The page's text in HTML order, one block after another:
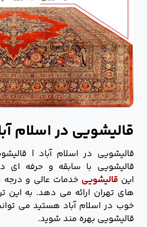
قالیشویی در اسلام
قالیشویی در اسلام آباد |
قالیشویی با سابقه و حرفه ای
این قالیشویی خدمات عالی و درجه
های تهران ارائه می دهد. به این
خوب در اسلام آباد هستید می
قالیشویی بهره مند شوید.